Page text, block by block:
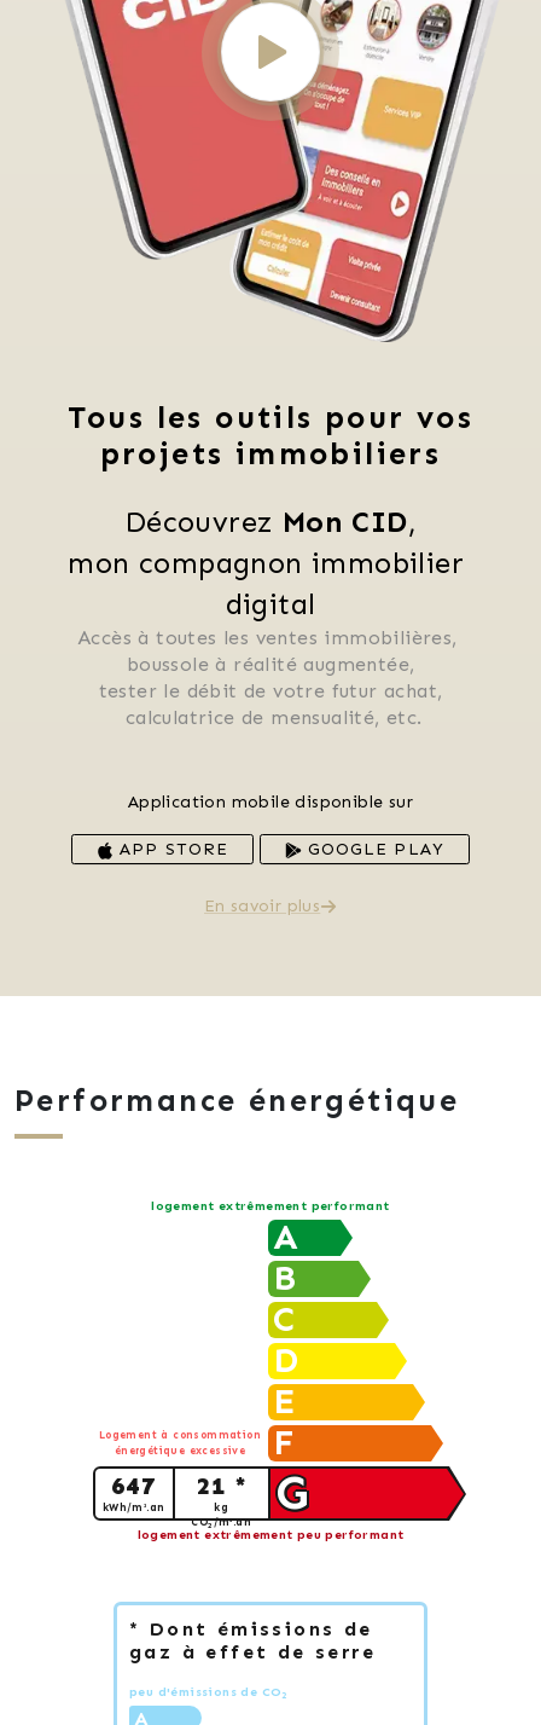
Tous les outils pour vos
projets immobiliers
Découvrez Mon CID,
mon compagnon immobilier
digital
Accès à toutes les ventes immobilières,
boussole à réalité augmentée,
tester le débit de votre futur achat,
calculatrice de mensualité, etc.
Application mobile disponible sur
APP STORE GOOGLE PLAY
En savoir plus
Performance énergétique
logement extrêmement performant
A
B
C
D
E
F
G
647
kWh/m².an
21 *
kg
CO2/m².an
Logement à consommation
énergétique excessive
logement extrêmement peu performant
* Dont émissions de
gaz à effet de serre
peu d'émissions de CO 2
A